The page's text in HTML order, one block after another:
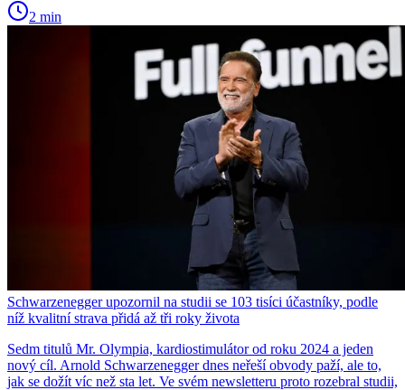
2 min
Schwarzenegger upozornil na studii se 103 tisíci účastníky, podle
níž kvalitní strava přidá až tři roky života
Sedm titulů Mr. Olympia, kardiostimulátor od roku 2024 a jeden
nový cíl. Arnold Schwarzenegger dnes neřeší obvody paží, ale to,
jak se dožít víc než sta let. Ve svém newsletteru proto rozebral studii,